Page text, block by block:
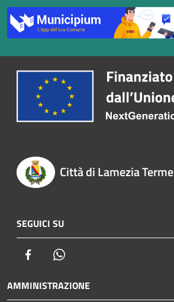
Città di Lamezia Terme
SEGUICI SU
Facebook
AMMINISTRAZIONE